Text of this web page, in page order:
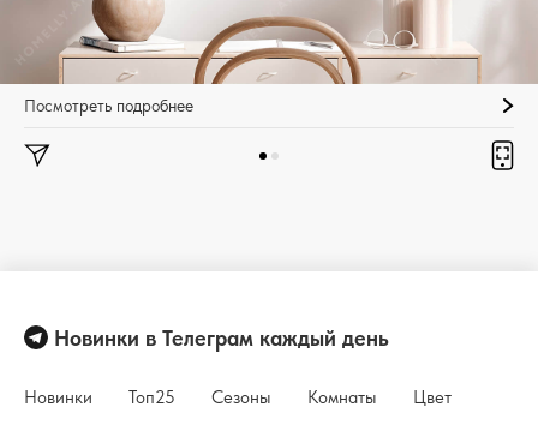
Посмотреть подробнее
Новинки в Телеграм каждый день
Новинки Топ25 Сезоны Комнаты
Цвет